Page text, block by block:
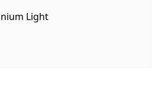
Light